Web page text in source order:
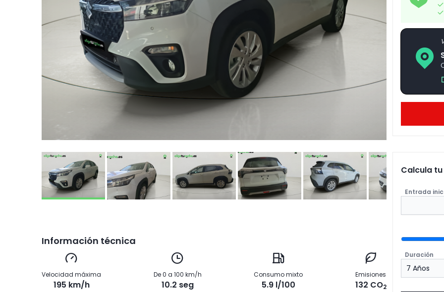
Información técnica
Velocidad máxima
195 km/h
De 0 a 100 km/h
10.2 seg
Consumo mixto
5.9 l/100
Emisiones
132 CO2
Calcula
Entrada
Duración